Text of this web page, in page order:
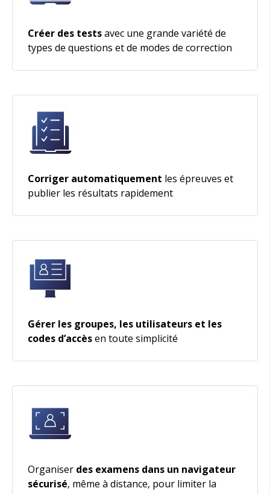
Créer des testsavec une grande variété de
types de questions et de modes de correction
Corriger automatiquement les épreuves et
publier les résultats rapidement
Gérer les groupes, les utilisateurs et les
codes d’accèsen toute simplicité
Organiser des examens dans un navigateur
sécurisé, même à distance, pour limiter la